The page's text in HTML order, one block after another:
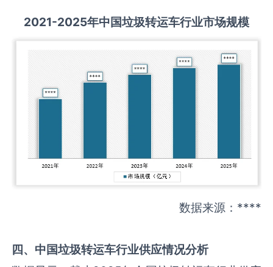
2021-2025年中国垃圾转运车行业市场规模
数据来源：****
四、中国垃圾转运车行业供应情况分析